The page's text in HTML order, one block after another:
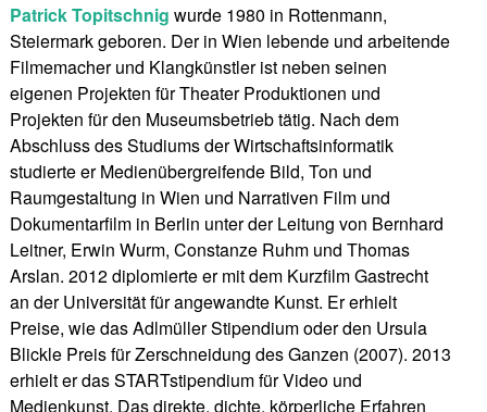
Patrick Topitschnig wurde 1980 in Rottenmann,
Steiermark geboren. Der in Wien lebende und arbeitende
Filmemacher und Klangkünstler ist neben seinen
eigenen Projekten für Theater Produktionen und
Projekten für den Museumsbetrieb tätig. Nach dem
Abschluss des Studiums der Wirtschaftsinformatik
studierte er Medienübergreifende Bild, Ton und
Raumgestaltung in Wien und Narrativen Film und
Dokumentarfilm in Berlin unter der Leitung von Bernhard
Leitner, Erwin Wurm, Constanze Ruhm und Thomas
Arslan. 2012 diplomierte er mit dem Kurzfilm Gastrecht
an der Universität für angewandte Kunst. Er erhielt
Preise, wie das Adlmüller Stipendium oder den Ursula
Blickle Preis für Zerschneidung des Ganzen (2007). 2013
erhielt er das STARTstipendium für Video und
Medienkunst. Das direkte, dichte, körperliche Erfahren